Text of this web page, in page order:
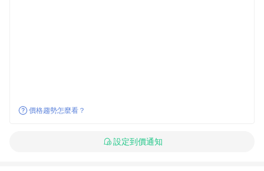
價格趨勢怎麼看？
設定到價通知